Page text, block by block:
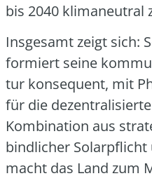
bis 2040 kli­ma­neu­tral
Ins­ge­samt zeigt sich:
for­miert sei­ne
tur kon­se­quent, mit
für die
Kom­bi­na­ti­on aus
bind­li­cher Solar­pflicht
macht das Land zum